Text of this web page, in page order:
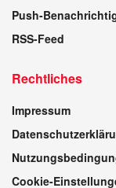
Push-
RSS-Feed
Rechtliches
Impressum
Cookie-